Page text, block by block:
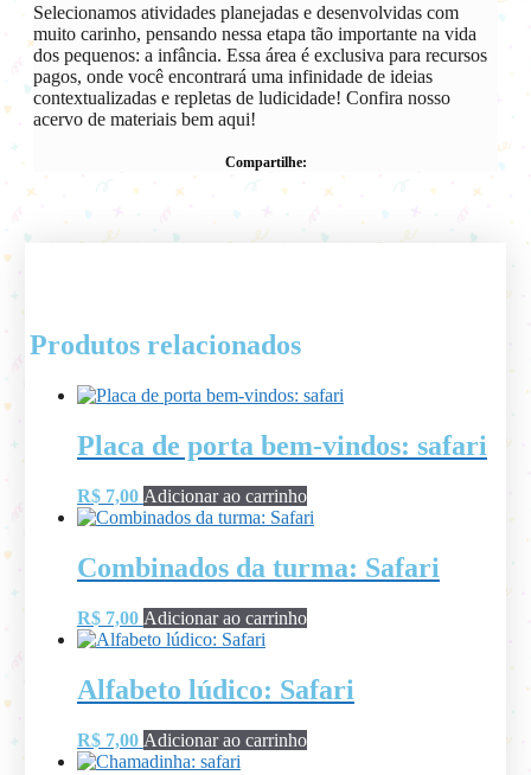
Selecionamos atividades planejadas e desenvolvidas com
muito carinho, pensando nessa etapa tão importante na vida
dos pequenos: a infância. Essa área é exclusiva para recursos
pagos, onde você encontrará uma infinidade de ideias
contextualizadas e repletas de ludicidade! Confira nosso
acervo de materiais bem aqui!
Compartilhe:
Produtos relacionados
Placa de porta bem-vindos: safari
R$7,00 Adicionar ao carrinho
Combinados da turma: Safari
R$7,00 Adicionar ao carrinho
Alfabeto lúdico: Safari
R$7,00 Adicionar ao carrinho